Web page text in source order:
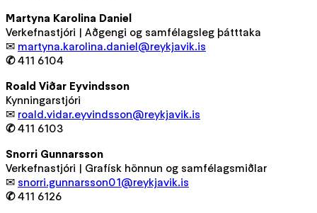
Martyna Karolina Daniel
Verkefnastjóri | Aðgengi og samfélagsleg þátttaka
✉ martyna.karolina.daniel@reykjavik.is
✆411 6104
Roald Viðar Eyvindsson
Kynningarstjóri
✉ roald.vidar.eyvindsson@reykjavik.is
✆411 6103
Snorri Gunnarsson
Verkefnastjóri | Grafísk hönnun og samfélagsmiðlar
✉ snorri.gunnarsson01@reykjavik.is
✆411 6126